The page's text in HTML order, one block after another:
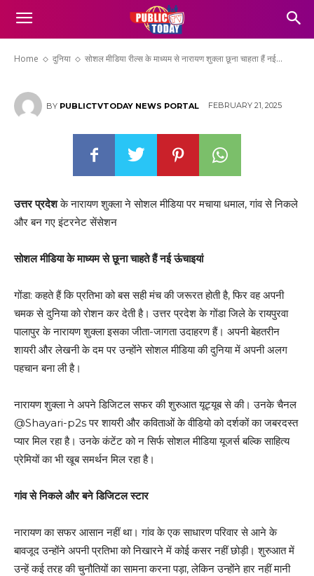
Home दुनिया सोशल मीडिया रील्स के माध्यम से नारायण शुक्ला छूना चाहता हैं नई...
सोशल मीडिया रील्स के माध्यम से नारायण शुक्ला
छूना चाहता हैं नई ऊंचाइयां!
BY PUBLICTVTODAY NEWS PORTAL FEBRUARY 21, 2025
उत्तर प्रदेशके नारायण शुक्ला ने सोशल मीडिया पर मचाया धमाल, गांव से निकले
और बन गए इंटरनेट सेंसेशन
सोशल मीडिया के माध्यम से छूना चाहते हैं नई ऊंचाइयां
गोंडा: कहते हैं कि प्रतिभा को बस सही मंच की जरूरत होती है, फिर वह अपनी
चमक से दुनिया को रोशन कर देती है। उत्तर प्रदेश के गोंडा जिले के रायपुरवा
पालापुर के नारायण शुक्ला इसका जीता-जागता उदाहरण हैं। अपनी बेहतरीन
शायरी और लेखनी के दम पर उन्होंने सोशल मीडिया की दुनिया में अपनी अलग
पहचान बना ली है।
नारायण शुक्ला ने अपने डिजिटल सफर की शुरुआत यूट्यूब से की। उनके चैनल
@Shayari-p2s पर शायरी और कविताओं के वीडियो को दर्शकों का जबरदस्त
प्यार मिल रहा है। उनके कंटेंट को न सिर्फ सोशल मीडिया यूजर्स बल्कि साहित्य
प्रेमियों का भी खूब समर्थन मिल रहा है।
गांव से निकले और बने डिजिटल स्टार
नारायण का सफर आसान नहीं था। गांव के एक साधारण परिवार से आने के
बावजूद उन्होंने अपनी प्रतिभा को निखारने में कोई कसर नहीं छोड़ी। शुरुआत में
उन्हें कई तरह की चुनौतियों का सामना करना पड़ा, लेकिन उन्होंने हार नहीं मानी